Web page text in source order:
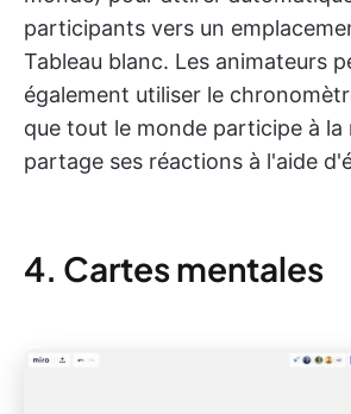
participants vers un
Tableau blanc. Les animateurs
également utiliser le
que tout le monde participe à la
partage ses réactions à l'aide
4. Cartes mentales